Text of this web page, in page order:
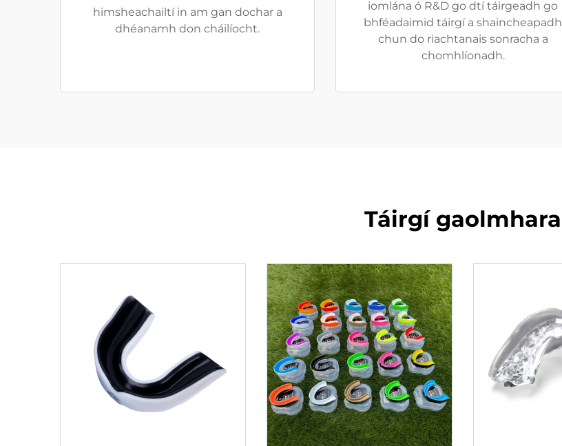
himsheachailtí in am gan dochar a
dhéanamh don cháilíocht.
iomlána ó R&D go dtí táirgeadh go
bhféadaimid táirgí a shaincheapadh
chun do riachtanais sonracha a
chomhlíonadh.
Táirgí gaolmhara